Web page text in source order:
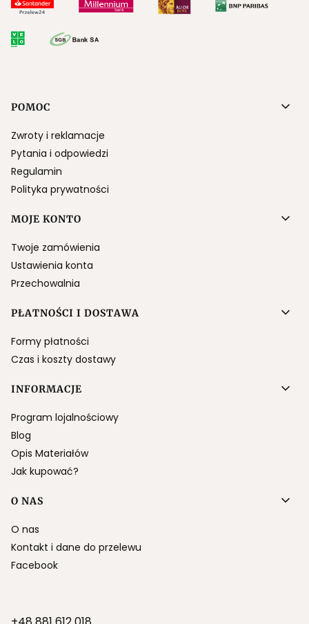
Linki w stopce
POMOC
Zwroty i reklamacje
Pytania i odpowiedzi
Regulamin
Polityka prywatności
MOJE KONTO
Twoje zamówienia
Ustawienia konta
Przechowalnia
PŁATNOŚCI I DOSTAWA
Formy płatności
Czas i koszty dostawy
INFORMACJE
Program lojalnościowy
Blog
Opis Materiałów
Jak kupować?
O NAS
O nas
Kontakt i dane do przelewu
Facebook